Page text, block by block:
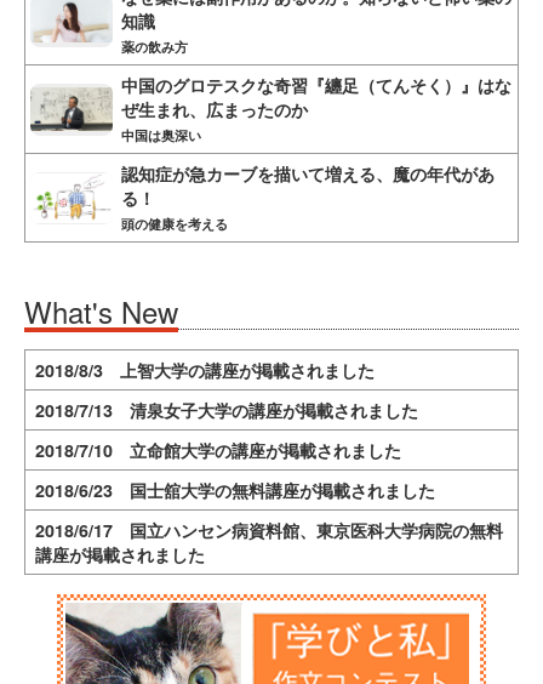
知識
薬の飲み方
中国のグロテスクな奇習『纏足（てんそく）』はな
ぜ生まれ、広まったのか
中国は奥深い
認知症が急カーブを描いて増える、魔の年代があ
る！
頭の健康を考える
What's New
2018/8/3 上智大学の講座が掲載されました
2018/7/13 清泉女子大学の講座が掲載されました
2018/7/10 立命館大学の講座が掲載されました
2018/6/23 国士舘大学の無料講座が掲載されました
2018/6/17 国立ハンセン病資料館、東京医科大学病院の無料
講座が掲載されました